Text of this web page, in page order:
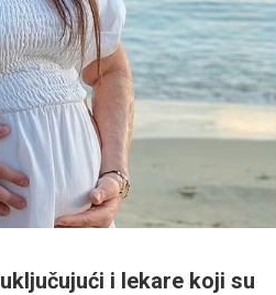
i lekare koji su